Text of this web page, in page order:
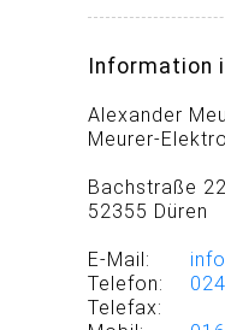
Information
Alexander
Meurer-
Bachstraße
52355 Düren
E-Mail:
Telefon:
Telefax: